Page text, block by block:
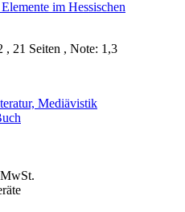
, 21 Seiten , Note: 1,3
Mediävistik